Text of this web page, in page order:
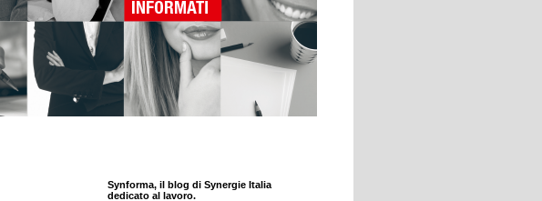
Synforma, il blog di Synergie Italia
dedicato al lavoro.